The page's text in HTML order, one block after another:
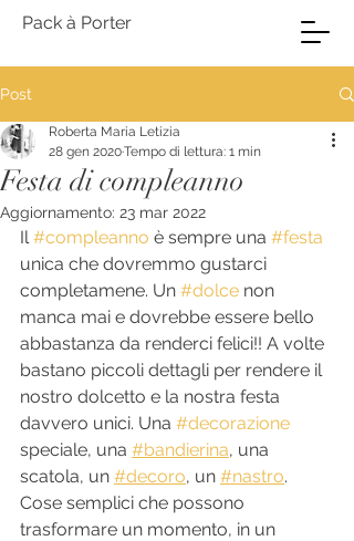
Pack à Porter
Post
Festa di compleanno
Roberta Maria Letizia
28 gen 2020Tempo di lettura: 1 min
Aggiornamento: 23 mar 2022
Il #compleanno è sempre una #festa
unica che dovremmo gustarci
completamene. Un #dolce non
manca mai e dovrebbe essere bello
abbastanza da renderci felici!! A volte
bastano piccoli dettagli per rendere il
nostro dolcetto e la nostra festa
davvero unici. Una #decorazione
speciale, una #bandierina, una
scatola, un #decoro, un #nastro.
Cose semplici che possono
trasformare un momento, in un